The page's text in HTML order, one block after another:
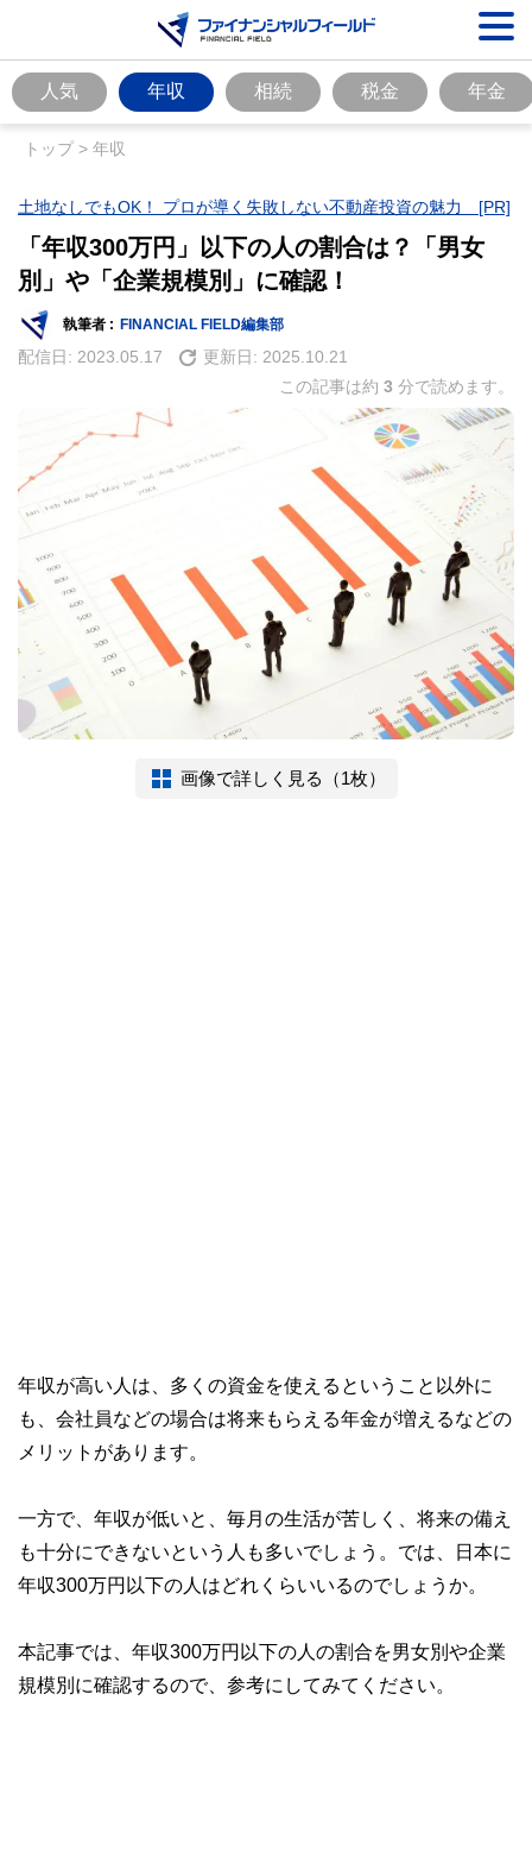
人気 年収 相続 税金 年金
トップ> 年収
土地なしでもOK！ プロが導く失敗しない不動産投資の魅力 [PR]
「年収300万円」以下の人の割合は？「男女
別」や「企業規模別」に確認！
執筆者 : FINANCIAL FIELD編集部
配信日: 2023.05.17 更新日: 2025.10.21
この記事は約 3 分で読めます。
画像で詳しく見る（1枚）
年収が高い人は、多くの資金を使えるということ以外に
も、会社員などの場合は将来もらえる年金が増えるなどの
メリットがあります。
一方で、年収が低いと、毎月の生活が苦しく、将来の備え
も十分にできないという人も多いでしょう。では、日本に
年収300万円以下の人はどれくらいいるのでしょうか。
本記事では、年収300万円以下の人の割合を男女別や企業
規模別に確認するので、参考にしてみてください。